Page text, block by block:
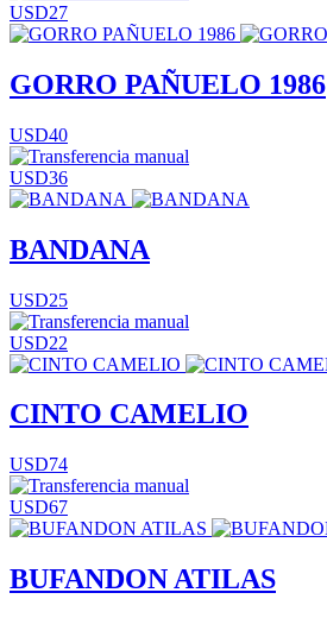
USD27
GORRO PAÑUELO 1986
USD40
USD36
BANDANA
USD25
USD22
CINTO CAMELIO
USD74
USD67
BUFANDON ATILAS